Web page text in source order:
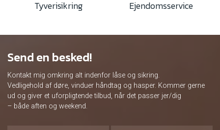
Tyverisikring Ejendomsservice
Send en besked!
Kontakt mig omkring alt indenfor låse og sikring.
Vedligehold af døre, vinduer håndtag og hasper. Kommer gerne
ud og giver et uforpligtende tilbud, når det passer jer/dig
– både aften og weekend.